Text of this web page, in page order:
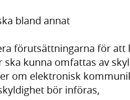
bland annat
förutsättningarna för att
ska kunna omfattas av
om elektronisk
bör införas,